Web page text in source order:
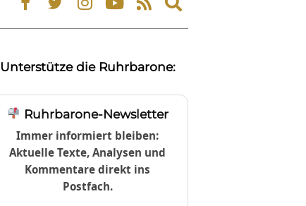
Expand
search
Unterstütze die Ruhrbarone:
Ruhrbarone-Newsletter
Immer informiert bleiben:
Aktuelle Texte, Analysen und
Kommentare direkt ins
Postfach.